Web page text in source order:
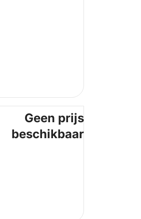
Geen prijs
beschikbaar